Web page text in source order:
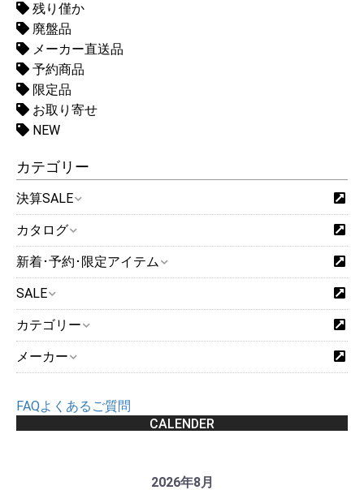
残り僅か
廃盤品
メーカー直送品
予約商品
限定品
お取り寄せ
NEW
カテゴリー
決算SALE
カタログ
新着･予約･限定アイテム
SALE
カテゴリー
メーカー
FAQよくあるご質問
CALENDER
2026年8月